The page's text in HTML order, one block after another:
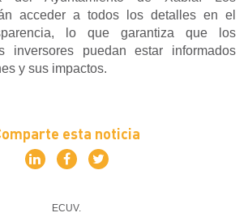
acceder a todos los detalles en el
lo que garantiza que los
inversores puedan estar informados
y sus impactos.
esta noticia
ECUV